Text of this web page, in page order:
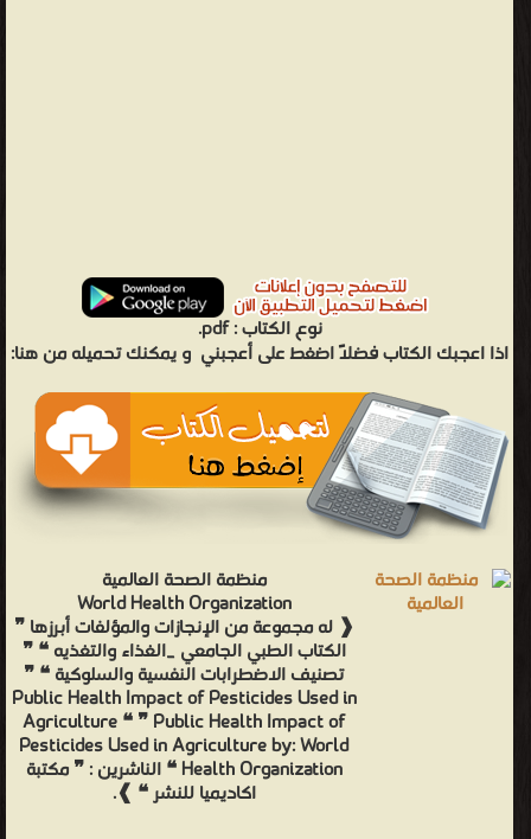
نوع الكتاب :pdf.
اذا اعجبك الكتاب فضلاً اضغط على أعجبني و يمكنك تحميله من هنا:
منظمة الصحة العالمية
World Health Organization
❰ له مجموعة من الإنجازات والمؤلفات أبرزها ❞
الكتاب الطبي الجامعي _الغذاء والتغذيه ❝ ❞
تصنيف الاضطرابات النفسية والسلوكية ❝ ❞
Public Health Impact of Pesticides Used in
Agriculture ❝ ❞ Public Health Impact of
Pesticides Used in Agriculture by: World
Health Organization ❝ الناشرين : ❞ مكتبة
اكاديميا للنشر ❝ ❱.